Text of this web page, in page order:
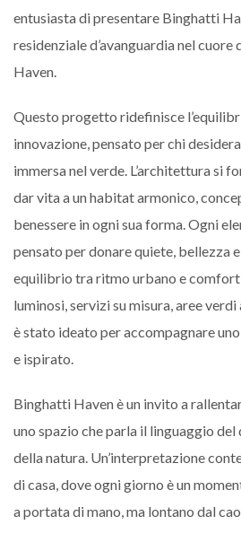
entusiasta di presentare Binghatti
residenziale d’avanguardia nel
Haven.
Questo progetto ridefinisce
innovazione, pensato per chi
immersa nel verde. L’architettura si
dar vita a un habitat armonico,
benessere in ogni sua forma. Ogni
pensato per donare quiete, bellezza
equilibrio tra ritmo urbano e
luminosi, servizi su misura, aree
è stato ideato per accompagnare
e ispirato.
Binghatti Haven è un invito a
uno spazio che parla il linguaggio
della natura. Un’interpretazione
di casa, dove ogni giorno è un
a portata di mano, ma lontano dal